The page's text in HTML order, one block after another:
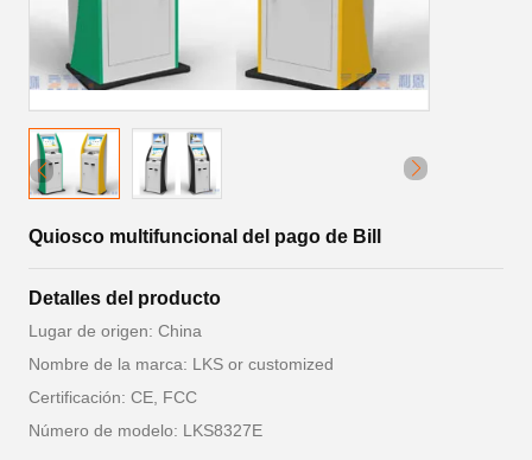
Quiosco multifuncional del pago de Bill
Detalles del producto
Lugar de origen: China
Nombre de la marca: LKS or customized
Certificación: CE, FCC
Número de modelo: LKS8327E